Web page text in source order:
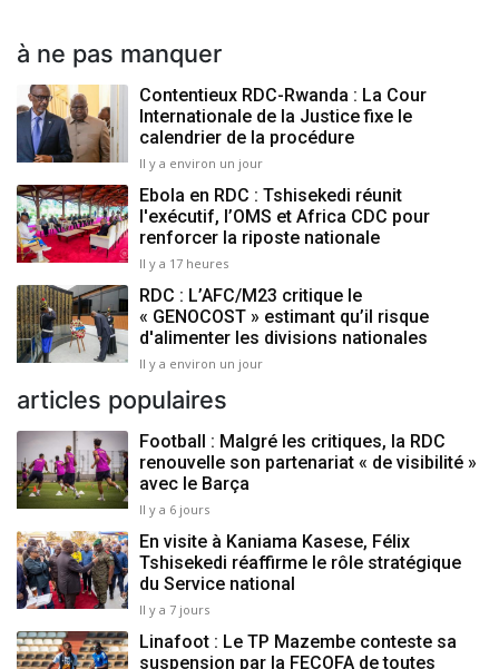
à ne pas manquer
Contentieux RDC-Rwanda : La Cour
Internationale de la Justice fixe le
calendrier de la procédure
Il y a environ un jour
Ebola en RDC : Tshisekedi réunit
l'exécutif, l’OMS et Africa CDC pour
renforcer la riposte nationale
Il y a 17 heures
RDC : L’AFC/M23 critique le
« GENOCOST » estimant qu’il risque
d'alimenter les divisions nationales
Il y a environ un jour
articles populaires
Football : Malgré les critiques, la RDC
renouvelle son partenariat « de visibilité »
avec le Barça
Il y a 6 jours
En visite à Kaniama Kasese, Félix
Tshisekedi réaffirme le rôle stratégique
du Service national
Il y a 7 jours
Linafoot : Le TP Mazembe conteste sa
suspension par la FECOFA de toutes